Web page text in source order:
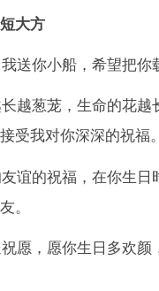
大方
送你小船，希望把你
越葱茏，生命的花越
受我对你深深的祝福。
谊的祝福，在你生日
。
愿，愿你生日多欢颜